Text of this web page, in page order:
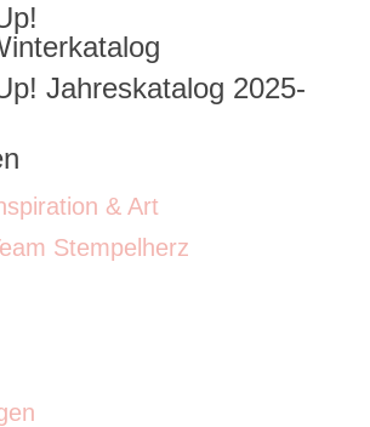
Jahreskatalog 2025-
& Art
Stempelherz